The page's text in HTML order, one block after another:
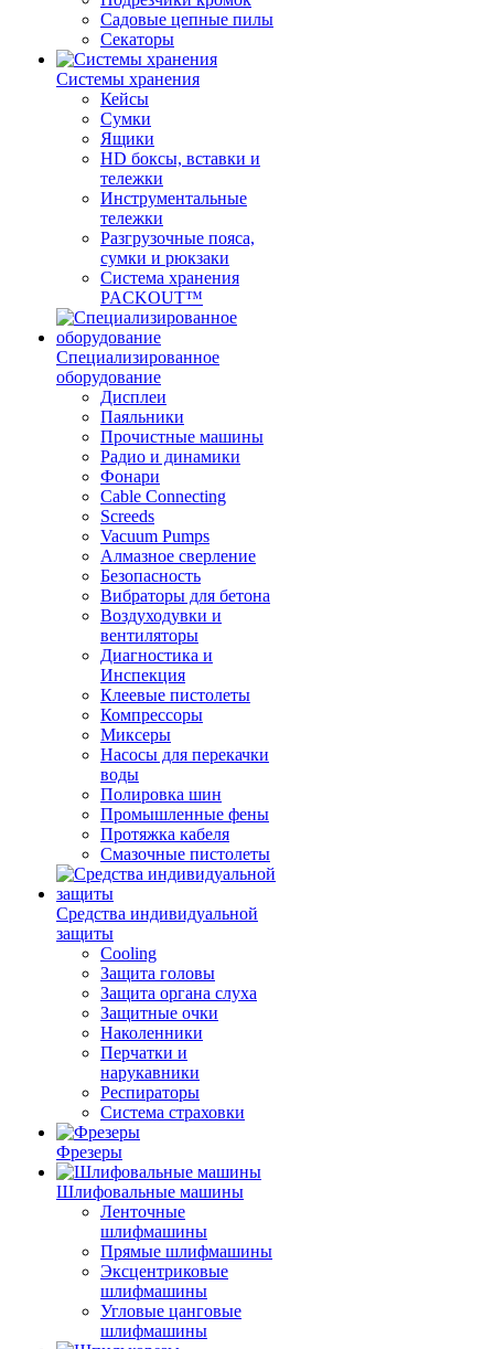
Садовые цепные пилы
Секаторы
Системы хранения
Кейсы
Сумки
Ящики
HD боксы, вставки и
тележки
Инструментальные
тележки
Разгрузочные пояса,
сумки и рюкзаки
Система хранения
PACKOUT™
Специализированное
оборудование
Дисплеи
Паяльники
Прочистные машины
Радио и динамики
Фонари
Cable Connecting
Screeds
Vacuum Pumps
Алмазное сверление
Безопасность
Вибраторы для бетона
Воздуходувки и
вентиляторы
Диагностика и
Инспекция
Клеевые пистолеты
Компрессоры
Миксеры
Насосы для перекачки
воды
Полировка шин
Промышленные фены
Протяжка кабеля
Смазочные пистолеты
Средства индивидуальной
защиты
Cooling
Защита головы
Защита органа слуха
Защитные очки
Наколенники
Перчатки и
нарукавники
Респираторы
Система страховки
Фрезеры
Шлифовальные машины
Ленточные
шлифмашины
Прямые шлифмашины
Эксцентриковые
шлифмашины
Угловые цанговые
шлифмашины